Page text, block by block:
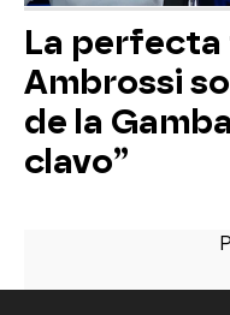
La perfecta
Ambrossi
de la
clavo”